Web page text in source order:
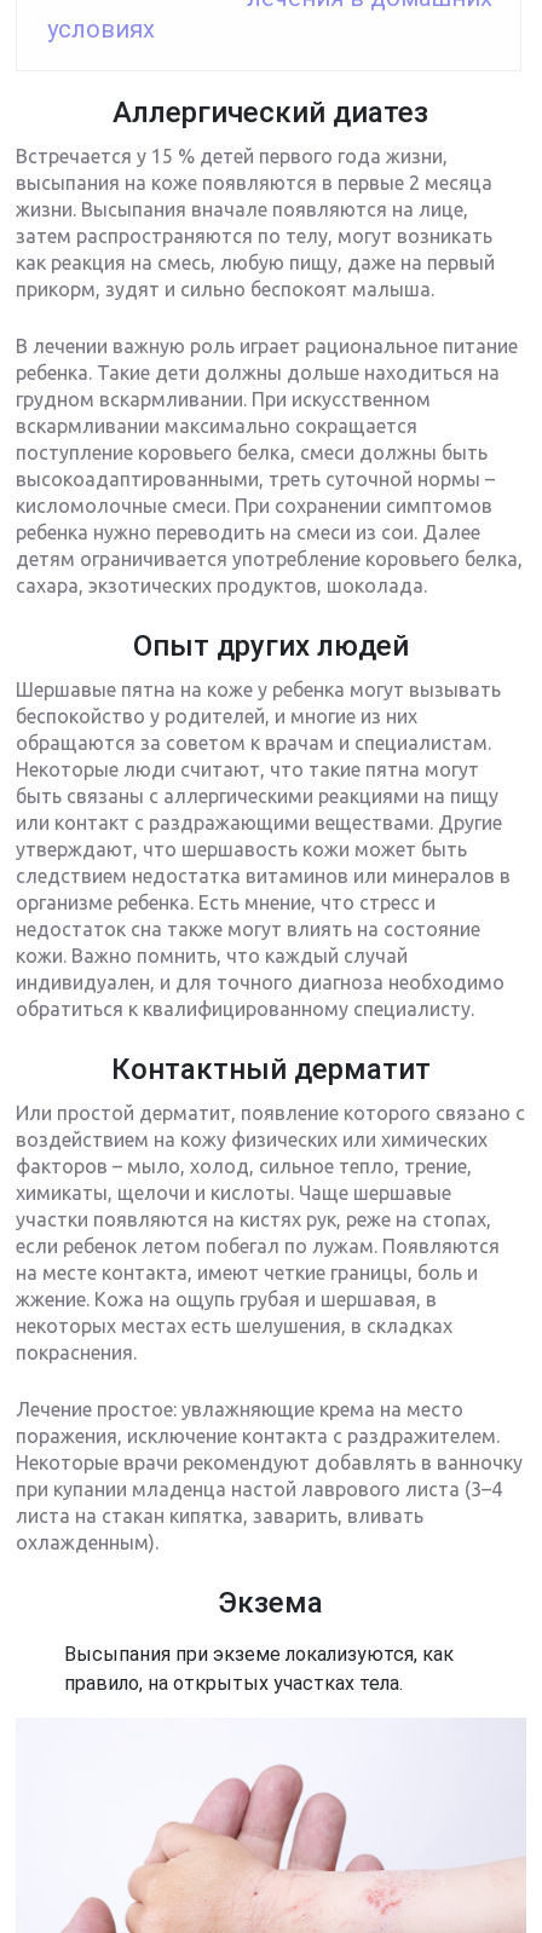
условиях
Аллергический диатез
Встречается у 15 % детей первого года жизни,
высыпания на коже появляются в первые 2 месяца
жизни. Высыпания вначале появляются на лице,
затем распространяются по телу, могут возникать
как реакция на смесь, любую пищу, даже на первый
прикорм, зудят и сильно беспокоят малыша.
В лечении важную роль играет рациональное питание
ребенка. Такие дети должны дольше находиться на
грудном вскармливании. При искусственном
вскармливании максимально сокращается
поступление коровьего белка, смеси должны быть
высокоадаптированными, треть суточной нормы –
кисломолочные смеси. При сохранении симптомов
ребенка нужно переводить на смеси из сои. Далее
детям ограничивается употребление коровьего белка,
сахара, экзотических продуктов, шоколада.
Опыт других людей
Шершавые пятна на коже у ребенка могут вызывать
беспокойство у родителей, и многие из них
обращаются за советом к врачам и специалистам.
Некоторые люди считают, что такие пятна могут
быть связаны с аллергическими реакциями на пищу
или контакт с раздражающими веществами. Другие
утверждают, что шершавость кожи может быть
следствием недостатка витаминов или минералов в
организме ребенка. Есть мнение, что стресс и
недостаток сна также могут влиять на состояние
кожи. Важно помнить, что каждый случай
индивидуален, и для точного диагноза необходимо
обратиться к квалифицированному специалисту.
Контактный дерматит
Или простой дерматит, появление которого связано с
воздействием на кожу физических или химических
факторов – мыло, холод, сильное тепло, трение,
химикаты, щелочи и кислоты. Чаще шершавые
участки появляются на кистях рук, реже на стопах,
если ребенок летом побегал по лужам. Появляются
на месте контакта, имеют четкие границы, боль и
жжение. Кожа на ощупь грубая и шершавая, в
некоторых местах есть шелушения, в складках
покраснения.
Лечение простое: увлажняющие крема на место
поражения, исключение контакта с раздражителем.
Некоторые врачи рекомендуют добавлять в ванночку
при купании младенца настой лаврового листа (3–4
листа на стакан кипятка, заварить, вливать
охлажденным).
Экзема
Высыпания при экземе локализуются, как
правило, на открытых участках тела.